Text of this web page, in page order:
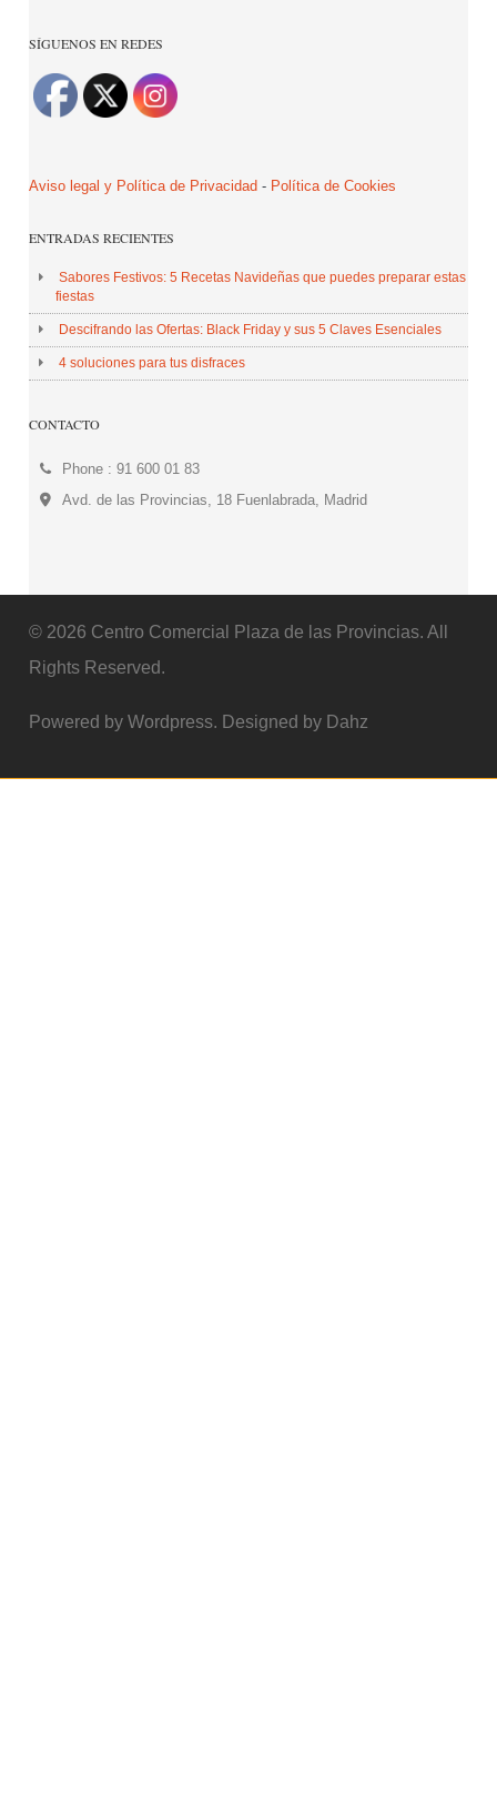
SÍGUENOS EN REDES
Aviso legal y Política de Privacidad - Política de Cookies
ENTRADAS RECIENTES
Sabores Festivos: 5 Recetas Navideñas que puedes preparar estas
fiestas
Descifrando las Ofertas: Black Friday y sus 5 Claves Esenciales
4 soluciones para tus disfraces
CONTACTO
Phone : 91 600 01 83
Avd. de las Provincias, 18 Fuenlabrada, Madrid
© 2026 Centro Comercial Plaza de las Provincias. All
Rights Reserved.
Powered by Wordpress. Designed by Dahz